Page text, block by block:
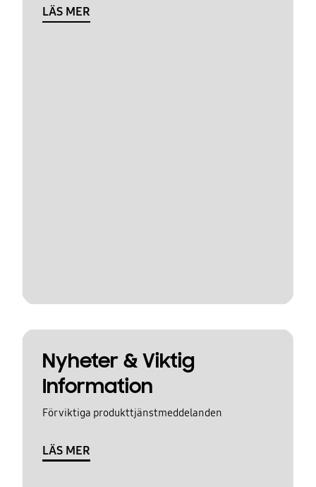
LÄS MER
Nyheter & Viktig
Information
För viktiga produkttjänstmeddelanden
LÄS MER